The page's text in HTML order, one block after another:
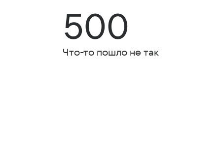
500
Что-то пошло не так